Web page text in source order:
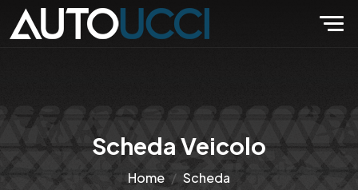
Scheda Veicolo
Home Scheda